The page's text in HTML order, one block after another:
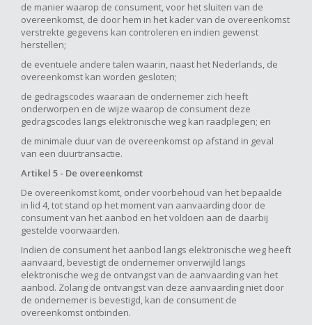
de manier waarop de consument, voor het sluiten van de
overeenkomst, de door hem in het kader van de overeenkomst
verstrekte gegevens kan controleren en indien gewenst
herstellen;
de eventuele andere talen waarin, naast het Nederlands, de
overeenkomst kan worden gesloten;
de gedragscodes waaraan de ondernemer zich heeft
onderworpen en de wijze waarop de consument deze
gedragscodes langs elektronische weg kan raadplegen; en
de minimale duur van de overeenkomst op afstand in geval
van een duurtransactie.
Artikel 5 - De overeenkomst
De overeenkomst komt, onder voorbehoud van het bepaalde
in lid 4, tot stand op het moment van aanvaarding door de
consument van het aanbod en het voldoen aan de daarbij
gestelde voorwaarden.
Indien de consument het aanbod langs elektronische weg heeft
aanvaard, bevestigt de ondernemer onverwijld langs
elektronische weg de ontvangst van de aanvaarding van het
aanbod. Zolang de ontvangst van deze aanvaarding niet door
de ondernemer is bevestigd, kan de consument de
overeenkomst ontbinden.